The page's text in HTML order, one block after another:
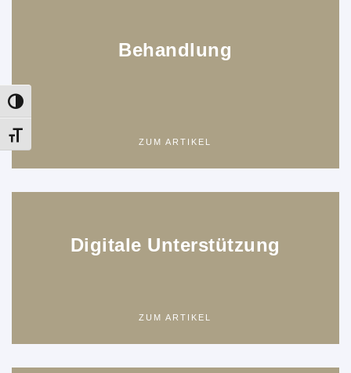
Umschalten auf hohe Kontraste
Schrift vergrößern
Behandlung
ZUM ARTIKEL
Digitale Unterstützung
ZUM ARTIKEL